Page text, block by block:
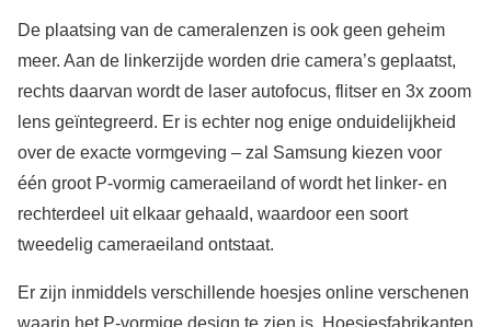
De plaatsing van de cameralenzen is ook geen geheim
meer. Aan de linkerzijde worden drie camera’s geplaatst,
rechts daarvan wordt de laser autofocus, flitser en 3x zoom
lens geïntegreerd. Er is echter nog enige onduidelijkheid
over de exacte vormgeving – zal Samsung kiezen voor
één groot P-vormig cameraeiland of wordt het linker- en
rechterdeel uit elkaar gehaald, waardoor een soort
tweedelig cameraeiland ontstaat.
Er zijn inmiddels verschillende hoesjes online verschenen